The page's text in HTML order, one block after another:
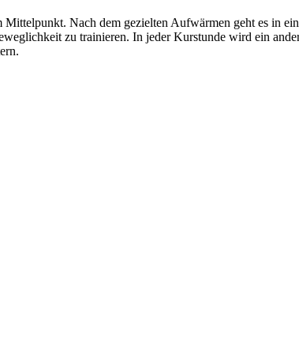
Nach dem gezielten Aufwärmen geht es in
zu trainieren. In jeder Kurstunde wird ein